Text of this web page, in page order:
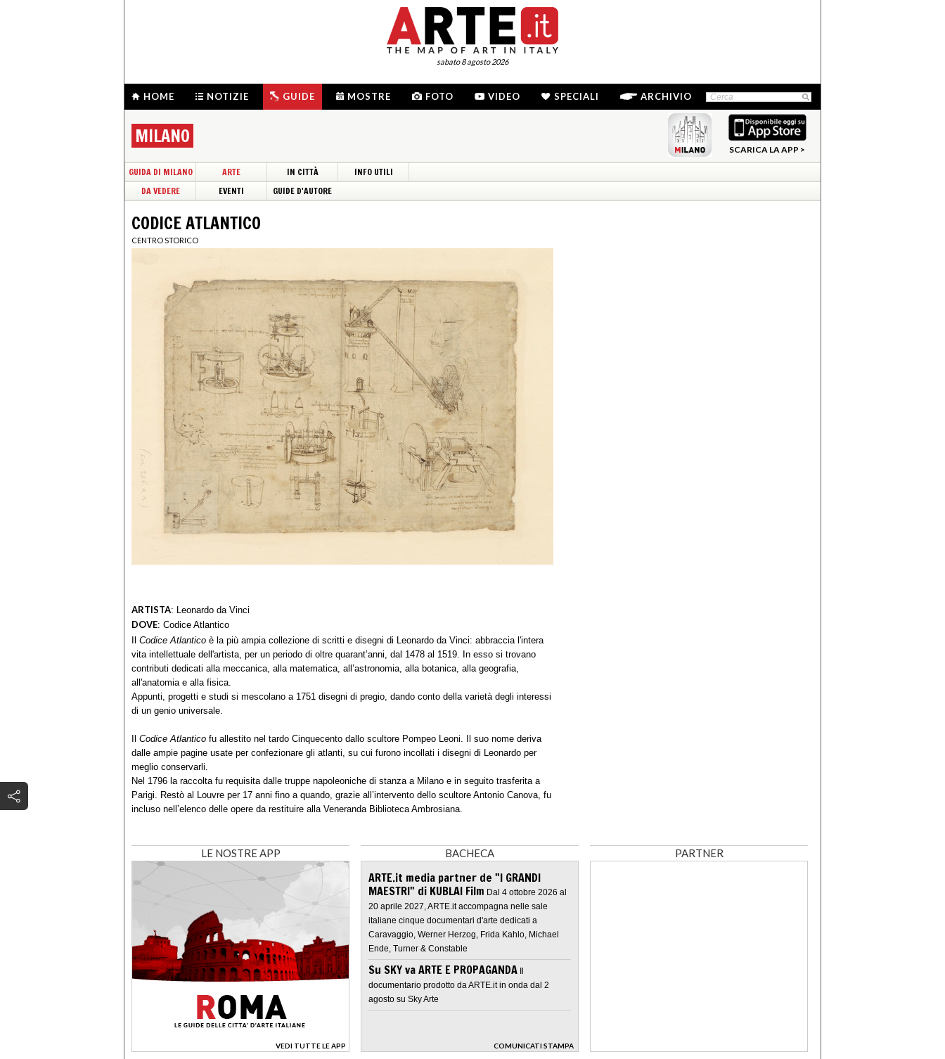
sabato 8 agosto 2026
HOME NOTIZIE GUIDE MOSTRE FOTO VIDEO SPECIALI ARCHIVIO
MILANO
SCARICA LA APP >
GUIDA DI MILANO ARTE IN CITTÀ
INFO UTILI
DA VEDERE
EVENTI GUIDE D'AUTORE
CODICE ATLANTICO
CENTRO STORICO
ARTISTA: Leonardo da Vinci
DOVE: Codice Atlantico
Il Codice Atlantico è la più ampia collezione di scritti e disegni di Leonardo da Vinci: abbraccia l'intera
vita intellettuale dell'artista, per un periodo di oltre quarant’anni, dal 1478 al 1519. In esso si trovano
contributi dedicati alla meccanica, alla matematica, all’astronomia, alla botanica, alla geografia,
all'anatomia e alla fisica.
Appunti, progetti e studi si mescolano a 1751 disegni di pregio, dando conto della varietà degli interessi
di un genio universale.
Il Codice Atlantico fu allestito nel tardo Cinquecento dallo scultore Pompeo Leoni. Il suo nome deriva
dalle ampie pagine usate per confezionare gli atlanti, su cui furono incollati i disegni di Leonardo per
meglio conservarli.
Nel 1796 la raccolta fu requisita dalle truppe napoleoniche di stanza a Milano e in seguito trasferita a
Parigi. Restò al Louvre per 17 anni fino a quando, grazie all’intervento dello scultore Antonio Canova, fu
incluso nell’elenco delle opere da restituire alla Veneranda Biblioteca Ambrosiana.
LE NOSTRE APP
VEDI TUTTE LE APP
>
BACHECA
ARTE.it media partner de "I GRANDI
MAESTRI" di KUBLAI Film Dal 4 ottobre 2026 al
20 aprile 2027, ARTE.it accompagna nelle sale
italiane cinque documentari d'arte dedicati a
Caravaggio, Werner Herzog, Frida Kahlo, Michael
Ende, Turner & Constable
Su SKY va ARTE E PROPAGANDA Il
documentario prodotto da ARTE.it in onda dal 2
agosto su Sky Arte
COMUNICATI STAMPA
>
PARTNER